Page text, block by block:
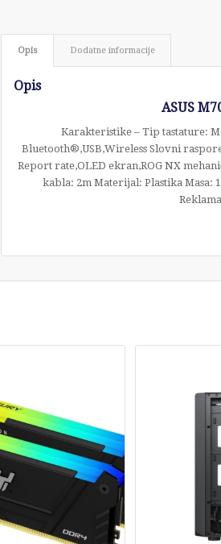
Opis Dodatne informacije
Opis
ASUS
Karakteristike – Tip tastature:
Bluetooth®,USB,Wireless Slovni
Report rate,OLED ekran,ROG NX
kabla: 2m Materijal: Plastika Masa: